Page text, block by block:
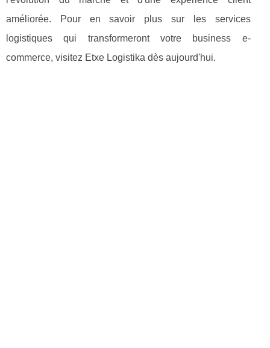
améliorée. Pour en savoir plus sur les services
logistiques qui transformeront votre business e-
commerce, visitez Etxe Logistika dès aujourd'hui.